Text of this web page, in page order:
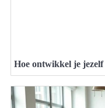
Hoe ontwikkel je